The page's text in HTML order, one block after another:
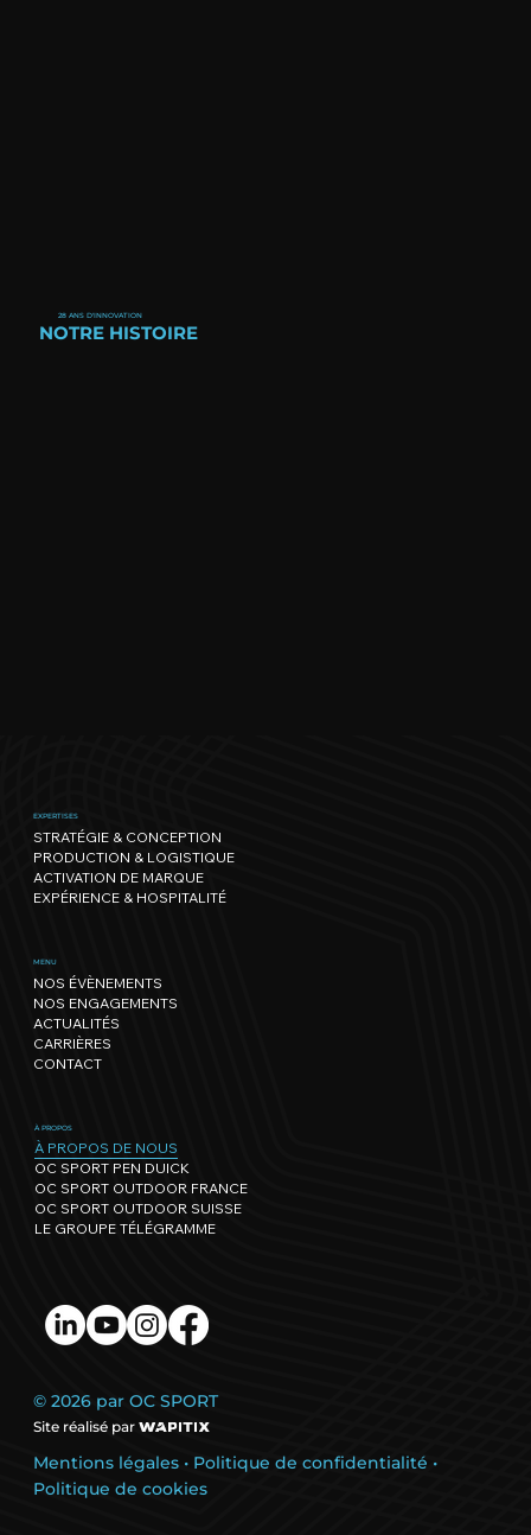
28 ANS D'INNOVATION
NOTRE HISTOIRE
EXPERTISES
STRATÉGIE & CONCEPTION
PRODUCTION & LOGISTIQUE
ACTIVATION DE MARQUE
EXPÉRIENCE & HOSPITALITÉ
MENU
NOS ÉVÈNEMENTS
NOS ENGAGEMENTS
ACTUALITÉS
CARRIÈRES
CONTACT
À PROPOS
À PROPOS DE NOUS
OC SPORT PEN DUICK
OC SPORT OUTDOOR FRANCE
OC SPORT OUTDOOR SUISSE
LE GROUPE TÉLÉGRAMME
© 2026 par OC SPORT
Site réalisé par
Mentions légales • Politique de confidentialité •
Politique de cookies